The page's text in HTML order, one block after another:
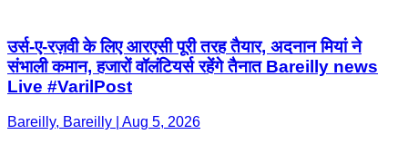
उर्स-ए-रज़वी के लिए आरएसी पूरी तरह तैयार, अदनान मियां ने
संभाली कमान, हजारों वॉलंटियर्स रहेंगे तैनात Bareilly news
Live #VarilPost
Bareilly, Bareilly | Aug 5, 2026